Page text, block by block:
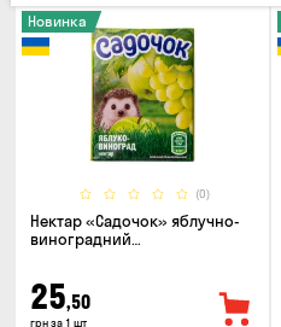
(0)
Новинка
Нектар «Садочок» яблучно-
виноградний
25,50
грн за 1 шт